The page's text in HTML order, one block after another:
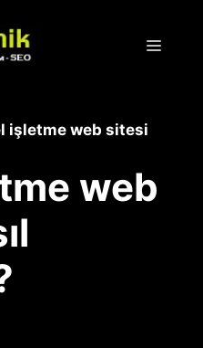
Menü
işletme web sitesi
web